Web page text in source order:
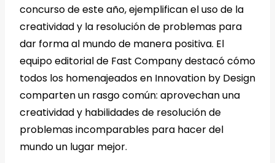
concurso de este año, ejemplifican el uso de la
creatividad y la resolución de problemas para
dar forma al mundo de manera positiva. El
equipo editorial de Fast Company destacó cómo
todos los homenajeados en Innovation by Design
comparten un rasgo común: aprovechan una
creatividad y habilidades de resolución de
problemas incomparables para hacer del
mundo un lugar mejor.